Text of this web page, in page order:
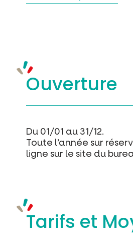
Ouverture
Du 01/01 au 31/12.
Toute l’année sur
ligne sur le site du
Tarifs et